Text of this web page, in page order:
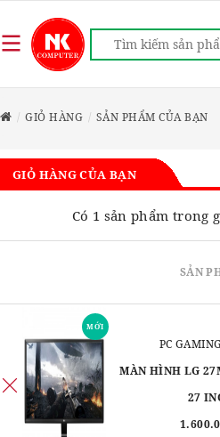
GIỎ HÀNG SẢN PHẨM CỦA BẠN
GIỎ HÀNG CỦA BẠN
Có 1 sản phẩm trong
SẢN
MỚI
PC
MÀN HÌNH LG
27